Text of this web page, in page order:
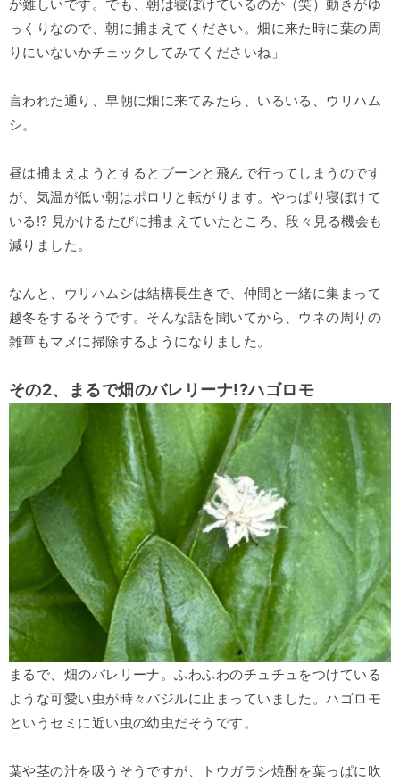
が難しいです。でも、朝は寝ぼけているのか（笑）動きがゆ
っくりなので、朝に捕まえてください。畑に来た時に葉の周
りにいないかチェックしてみてくださいね」
言われた通り、早朝に畑に来てみたら、いるいる、ウリハム
シ。
昼は捕まえようとするとブーンと飛んで行ってしまうのです
が、気温が低い朝はポロリと転がります。やっぱり寝ぼけて
いる⁉︎ 見かけるたびに捕まえていたところ、段々見る機会も
減りました。
なんと、ウリハムシは結構長生きで、仲間と一緒に集まって
越冬をするそうです。そんな話を聞いてから、ウネの周りの
雑草もマメに掃除するようになりました。
その2、まるで畑のバレリーナ!?ハゴロモ
まるで、畑のバレリーナ。ふわふわのチュチュをつけている
ような可愛い虫が時々バジルに止まっていました。ハゴロモ
というセミに近い虫の幼虫だそうです。
葉や茎の汁を吸うそうですが、トウガラシ焼酎を葉っぱに吹